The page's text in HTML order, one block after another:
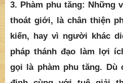
pháp thánh đạo làm lợi
gọi là phàm phu tăng.
định cùng với tuệ giải
dường cho chư vị thì vẫn
BIỆT GIẢI THOÁT GIỚI là